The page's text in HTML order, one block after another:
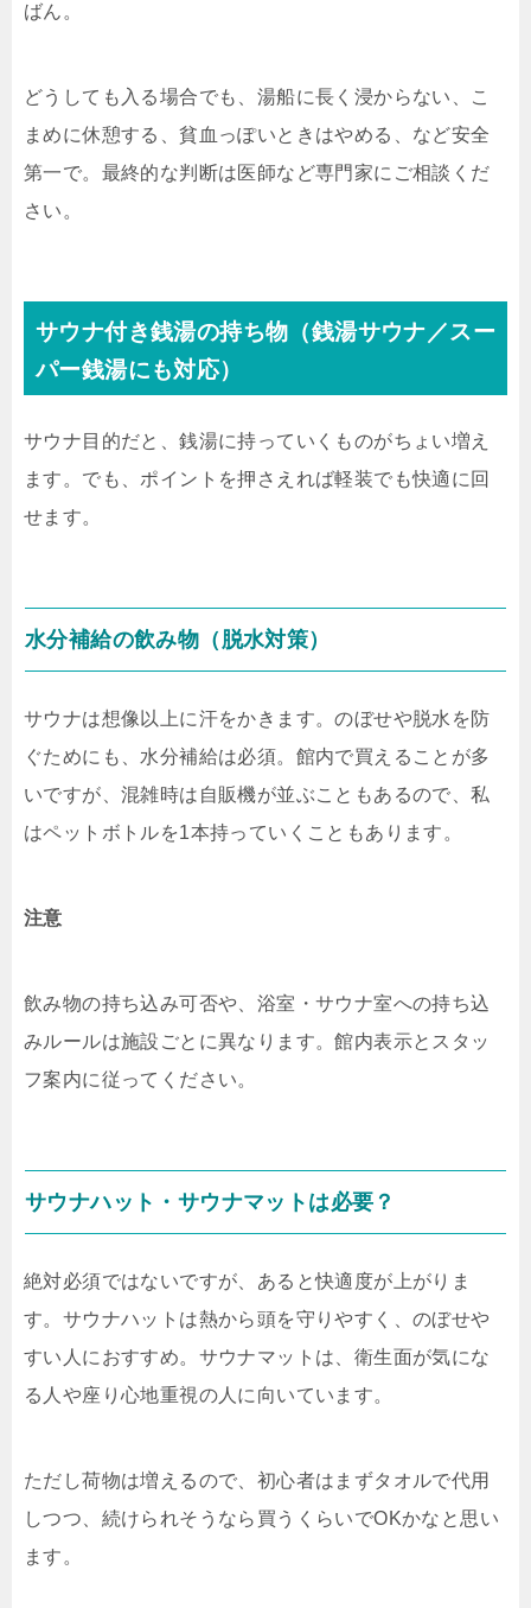
ばん。
どうしても入る場合でも、湯船に長く浸からない、こ
まめに休憩する、貧血っぽいときはやめる、など安全
第一で。最終的な判断は医師など専門家にご相談くだ
さい。
サウナ付き銭湯の持ち物（銭湯サウナ／スー
パー銭湯にも対応）
サウナ目的だと、銭湯に持っていくものがちょい増え
ます。でも、ポイントを押さえれば軽装でも快適に回
せます。
水分補給の飲み物（脱水対策）
サウナは想像以上に汗をかきます。のぼせや脱水を防
ぐためにも、水分補給は必須。館内で買えることが多
いですが、混雑時は自販機が並ぶこともあるので、私
はペットボトルを1本持っていくこともあります。
注意
飲み物の持ち込み可否や、浴室・サウナ室への持ち込
みルールは施設ごとに異なります。館内表示とスタッ
フ案内に従ってください。
サウナハット・サウナマットは必要？
絶対必須ではないですが、あると快適度が上がりま
す。サウナハットは熱から頭を守りやすく、のぼせや
すい人におすすめ。サウナマットは、衛生面が気にな
る人や座り心地重視の人に向いています。
ただし荷物は増えるので、初心者はまずタオルで代用
しつつ、続けられそうなら買うくらいでOKかなと思い
ます。